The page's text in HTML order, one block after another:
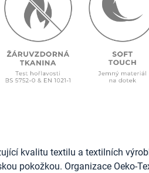
kvalitu textilu a textilních
pokožkou. Organizace Oeko-